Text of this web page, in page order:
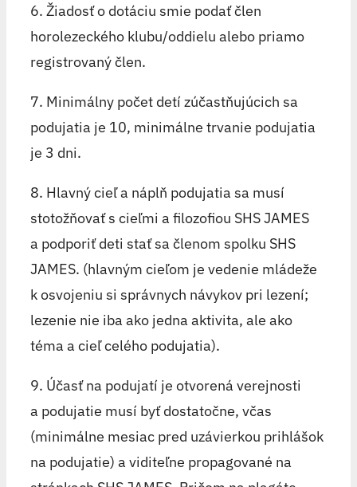
6. Žiadosť o dotáciu smie podať člen
horolezeckého klubu/oddielu alebo priamo
registrovaný člen.
7. Minimálny počet detí zúčastňujúcich sa
podujatia je 10, minimálne trvanie podujatia
je 3 dni.
8. Hlavný cieľ a náplň podujatia sa musí
stotožňovať s cieľmi a filozofiou SHS JAMES
a podporiť deti stať sa členom spolku SHS
JAMES. (hlavným cieľom je vedenie mládeže
k osvojeniu si správnych návykov pri lezení;
lezenie nie iba ako jedna aktivita, ale ako
téma a cieľ celého podujatia).
9. Účasť na podujatí je otvorená verejnosti
a podujatie musí byť dostatočne, včas
(minimálne mesiac pred uzávierkou prihlášok
na podujatie) a viditeľne propagované na